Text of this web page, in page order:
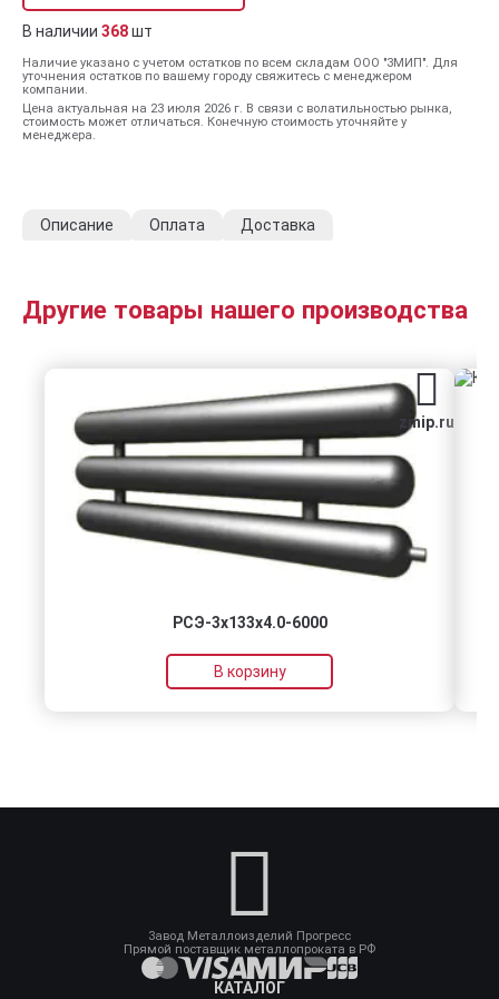
В наличии 368шт
Наличие указано с учетом остатков по всем складам ООО "ЗМИП". Для
уточнения остатков по вашему городу свяжитесь с менеджером
компании.
Цена актуальная на 23 июля 2026 г. В связи с волатильностью рынка,
стоимость может отличаться. Конечную стоимость уточняйте у
менеджера.
Описание Оплата Доставка
Другие товары нашего производства
zmip.ru
РСЭ-3x133x4.0-6000
В корзину
Завод Металлоизделий Прогресс
Прямой поставщик металлопроката в РФ
КАТАЛОГ